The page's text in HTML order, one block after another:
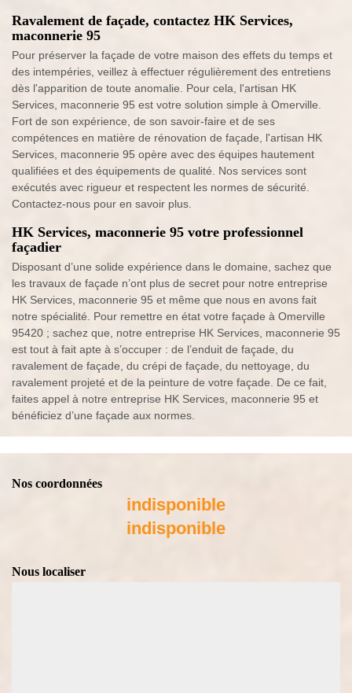
Ravalement de façade, contactez HK Services,
maconnerie 95
Pour préserver la façade de votre maison des effets du temps et
des intempéries, veillez à effectuer régulièrement des entretiens
dès l'apparition de toute anomalie. Pour cela, l'artisan HK
Services, maconnerie 95 est votre solution simple à Omerville.
Fort de son expérience, de son savoir-faire et de ses
compétences en matière de rénovation de façade, l'artisan HK
Services, maconnerie 95 opère avec des équipes hautement
qualifiées et des équipements de qualité. Nos services sont
exécutés avec rigueur et respectent les normes de sécurité.
Contactez-nous pour en savoir plus.
HK Services, maconnerie 95 votre professionnel
façadier
Disposant d’une solide expérience dans le domaine, sachez que
les travaux de façade n’ont plus de secret pour notre entreprise
HK Services, maconnerie 95 et même que nous en avons fait
notre spécialité. Pour remettre en état votre façade à Omerville
95420 ; sachez que, notre entreprise HK Services, maconnerie 95
est tout à fait apte à s’occuper : de l’enduit de façade, du
ravalement de façade, du crépi de façade, du nettoyage, du
ravalement projeté et de la peinture de votre façade. De ce fait,
faites appel à notre entreprise HK Services, maconnerie 95 et
bénéficiez d’une façade aux normes.
Nos coordonnées
indisponible
indisponible
Nous localiser